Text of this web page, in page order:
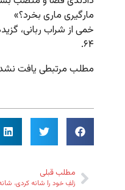
مارگیری ماری بخرد؟»
۶۴.
مطلب مرتبطی یافت
مطلب قبلی